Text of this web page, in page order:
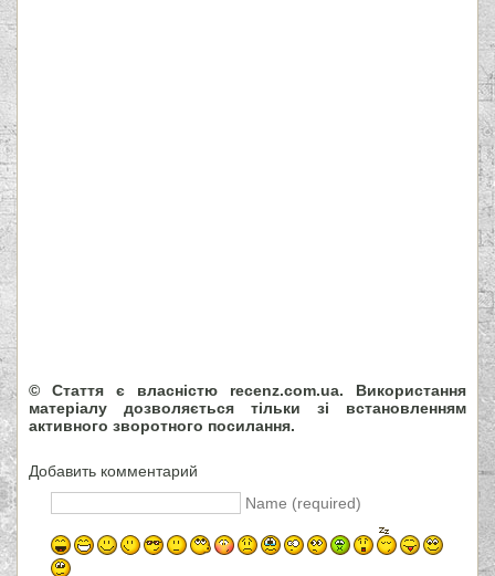
© Стаття є власністю recenz.com.ua. Використання
матеріалу дозволяється тільки зі встановленням
активного зворотного посилання.
Добавить комментарий
Name (required)